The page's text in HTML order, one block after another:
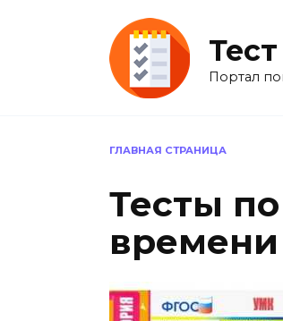
Портал
ГЛАВНАЯ СТРАНИЦА
Тесты